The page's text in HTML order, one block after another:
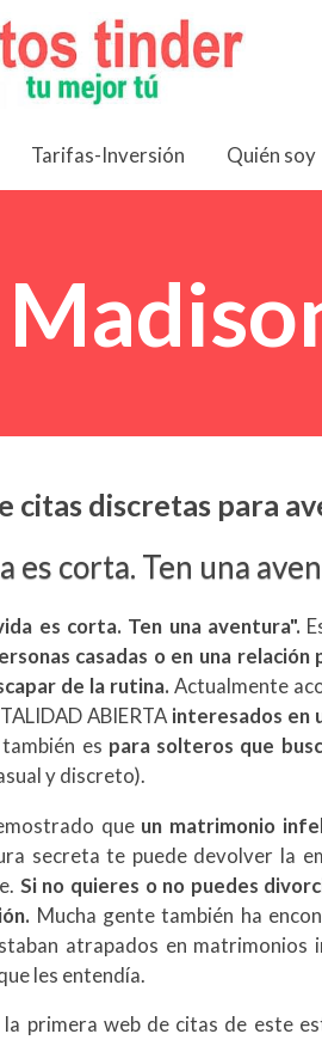
Tarifas-Inversión Quién soy
citas discretas para
es corta. Ten una
es corta. Ten una aventura".
casadas o en una
de la rutina.Actualmente
ABIERTA interesados en
es para solteros que
y discreto).
que un matrimonio
secreta te puede devolver la
Si no quieres o no puedes
Mucha gente también ha
atrapados en matrimonios
les entendía.
primera web de citas de este